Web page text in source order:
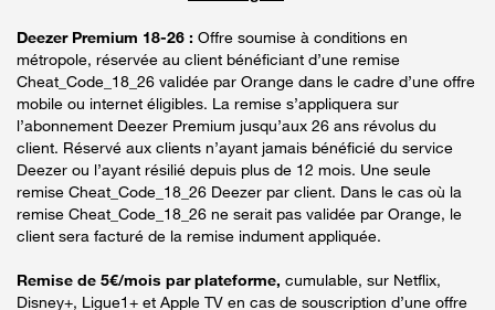
Deezer Premium 18-26 : Offre soumise à conditions en
métropole, réservée au client bénéficiant d’une remise
Cheat_Code_18_26 validée par Orange dans le cadre d’une offre
mobile ou internet éligibles. La remise s’appliquera sur
l’abonnement Deezer Premium jusqu’aux 26 ans révolus du
client. Réservé aux clients n’ayant jamais bénéficié du service
Deezer ou l’ayant résilié depuis plus de 12 mois. Une seule
remise Cheat_Code_18_26 Deezer par client. Dans le cas où la
remise Cheat_Code_18_26 ne serait pas validée par Orange, le
client sera facturé de la remise indument appliquée.
Remise de 5€/mois par plateforme, cumulable, sur Netflix,
Disney+, Ligue1+ et Apple TV en cas de souscription d’une offre